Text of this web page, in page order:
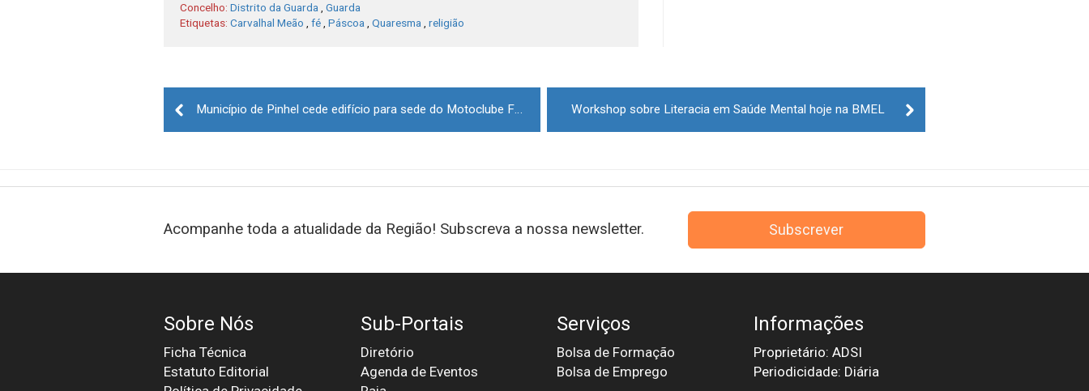
Concelho: Distrito da Guarda
Guarda
Etiquetas: Carvalhal Meão fé Páscoa Quaresma religião
navigation
Município de Pinhel cede edifício para sede do Motoclube Falcões da Estrada Workshop sobre Literacia em Saúde Mental hoje na BMEL
Acompanhe toda a atualidade da Região! Subscreva a nossa newsletter. Subscrever
Sobre Nós
Ficha Técnica
Estatuto Editorial
Sub-Portais
Diretório
Agenda de Eventos
Serviços
Bolsa de Formação
Bolsa de Emprego
Informações
Proprietário: ADSI
Periodicidade: Diária